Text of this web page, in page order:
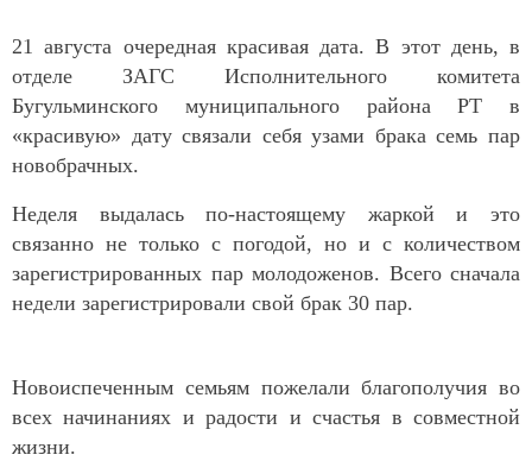
21 августа очередная красивая дата. В этот день, в
отделе ЗАГС Исполнительного комитета
Бугульминского муниципального района РТ в
«красивую» дату связали себя узами брака семь пар
новобрачных.
Неделя выдалась по-настоящему жаркой и это
связанно не только с погодой, но и с количеством
зарегистрированных пар молодоженов. Всего сначала
недели зарегистрировали свой брак 30 пар.
Новоиспеченным семьям пожелали благополучия во
всех начинаниях и радости и счастья в совместной
жизни.